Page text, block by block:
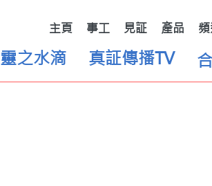
主頁 事工 見証 產品
靈之水滴 真証傳播TV